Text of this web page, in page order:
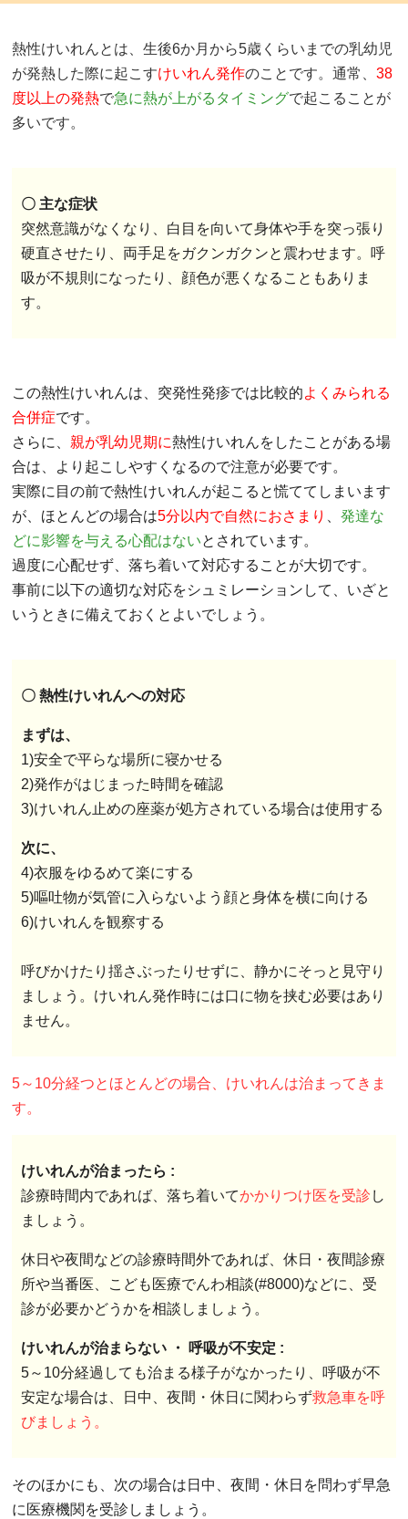
熱性けいれんとは、生後6か月から5歳くらいまでの乳幼児
が発熱した際に起こすけいれん発作のことです。通常、 38
度以上の発熱で急に熱が上がるタイミングで起こることが
多いです。
〇 主な症状
突然意識がなくなり、白目を向いて身体や手を突っ張り
硬直させたり、両手足をガクンガクンと震わせます。呼
吸が不規則になったり、顔色が悪くなることもありま
す。
この熱性けいれんは、突発性発疹では比較的よくみられる
合併症です。
さらに、 親が乳幼児期に熱性けいれんをしたことがある場
合は、より起こしやすくなるので注意が必要です。
実際に目の前で熱性けいれんが起こると慌ててしまいます
が、ほとんどの場合は5分以内で自然におさまり
発達な
どに影響を与える心配はないとされています。
過度に心配せず、落ち着いて対応することが大切です。
事前に以下の適切な対応をシュミレーションして、いざと
いうときに備えておくとよいでしょう。
〇 熱性けいれんへの対応
まずは、
1)安全で平らな場所に寝かせる
2)発作がはじまった時間を確認
3)けいれん止めの座薬が処方されている場合は使用する
次に、
4)衣服をゆるめて楽にする
5)嘔吐物が気管に入らないよう顔と身体を横に向ける
6)けいれんを観察する
呼びかけたり揺さぶったりせずに、静かにそっと見守り
ましょう。けいれん発作時には口に物を挟む必要はあり
ません。
5～10分経つとほとんどの場合、けいれんは治まってきま
す。
けいれんが治まったら :
診療時間内であれば、落ち着いてかかりつけ医を受診 し
ましょう。
休日や夜間などの診療時間外であれば、休日・夜間診療
所や当番医、こども医療でんわ相談(#8000)などに、受
診が必要かどうかを相談しましょう。
けいれんが治まらない ・ 呼吸が不安定 :
5～10分経過しても治まる様子がなかったり、呼吸が不
安定な場合は、日中、夜間・休日に関わらず救急車を呼
びましょう。
そのほかにも、次の場合は日中、夜間・休日を問わず早急
に医療機関を受診しましょう。